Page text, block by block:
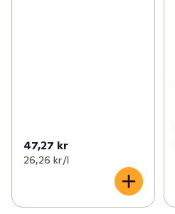
47,27 kr
26,26 kr /l